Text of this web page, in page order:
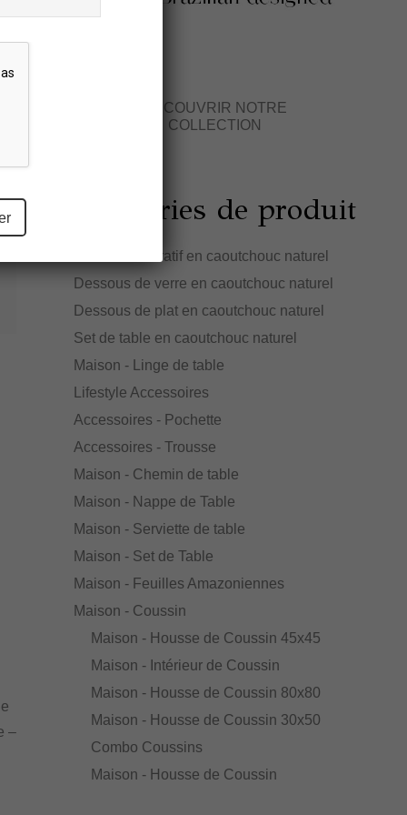
–
DÉCOUVRIR NOTRE
COLLECTION
Catégories de produit
Plateau décoratif en caoutchouc naturel
Dessous de verre en caoutchouc naturel
Dessous de plat en caoutchouc naturel
Set de table en caoutchouc naturel
Maison - Linge de table
Lifestyle Accessoires
Accessoires - Pochette
Accessoires - Trousse
Maison - Chemin de table
Maison - Nappe de Table
Maison - Serviette de table
Maison - Set de Table
Maison - Feuilles Amazoniennes
Maison - Coussin
Maison - Housse de Coussin 45x45
Maison - Intérieur de Coussin
Maison - Housse de Coussin 80x80
Maison - Housse de Coussin 30x50
Combo Coussins
Maison - Housse de Coussin